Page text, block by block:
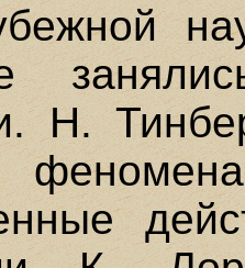
Н.